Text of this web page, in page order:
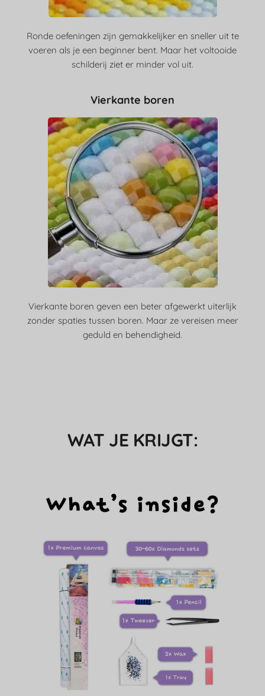
Ronde oefeningen zijn gemakkelijker en sneller uit te
voeren als je een beginner bent. Maar het voltooide
schilderij ziet er minder vol uit.
Vierkante boren
Vierkante boren geven een beter afgewerkt uiterlijk
zonder spaties tussen boren. Maar ze vereisen meer
geduld en behendigheid.
WAT JE KRIJGT: